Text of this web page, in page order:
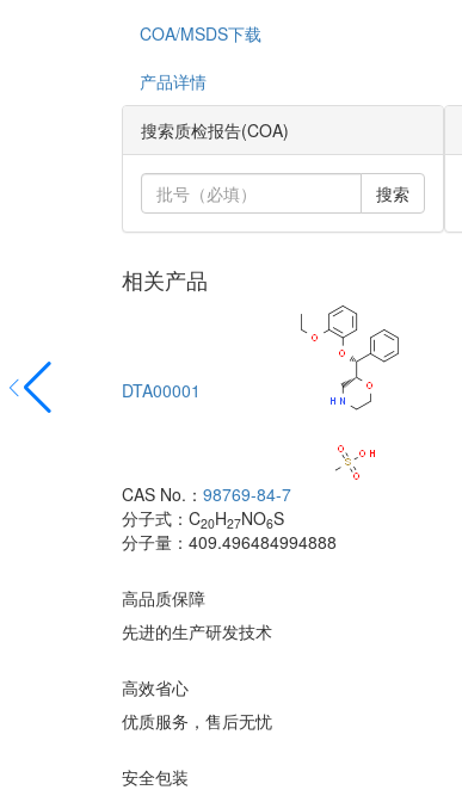
COA/MSDS下载
产品详情
搜索质检报告(COA)
搜索
相关产品
DTA00001
CAS No.： 98769-84-7
分子式： C20H27NO6S
分子量： 409.496484994888
高品质保障
先进的生产研发技术
高效省心
优质服务，售后无忧
安全包装